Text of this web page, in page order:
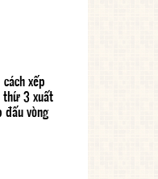
xếp
thứ 3 xuất
đấu vòng